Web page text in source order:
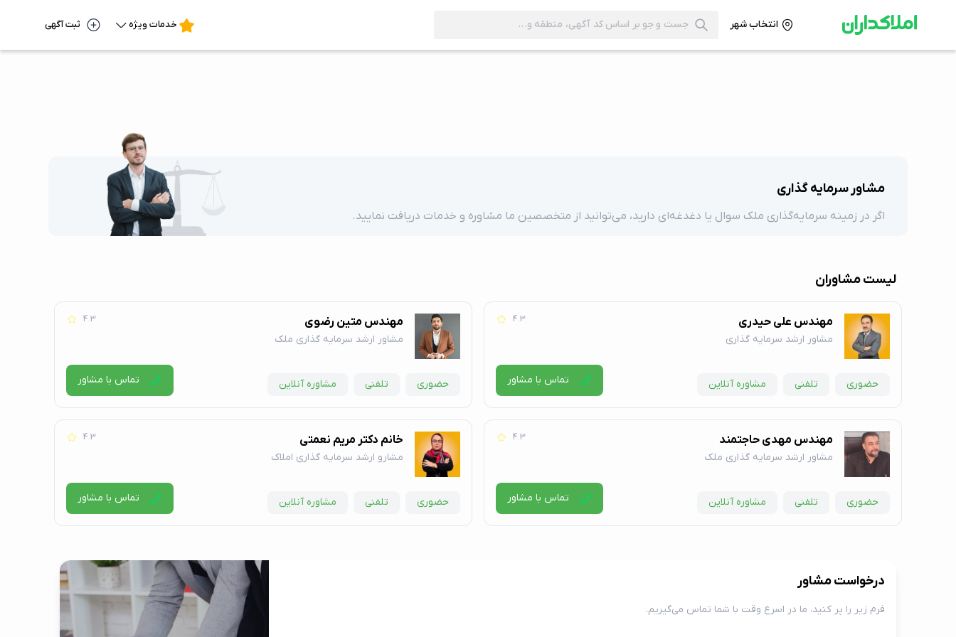
انتخاب شهر خدمات ویژه ثبت آگهی
مشاور سرمایه گذاری
اگر در زمینه سرمایه‌گذاری ملک سوال یا دغدغه‌ای دارید، می‌توانید از متخصصین ما مشاوره و خدمات دریافت نمایید.
لیست مشاوران
مهندس علی حیدری
مشاور ارشد سرمایه گذاری
4.3
حضوری تلفنی مشاوره آنلاین تماس با مشاور
مهندس متین رضوی
مشاور ارشد سرمایه گذاری ملک
4.3
حضوری تلفنی مشاوره آنلاین تماس با مشاور
مهندس مهدی حاجتمند
مشاور ارشد سرمایه گذاری ملک
4.3
حضوری تلفنی مشاوره آنلاین تماس با مشاور
خانم دکتر مریم نعمتی
مشارو ارشد سرمایه گذاری املاک
4.3
حضوری تلفنی مشاوره آنلاین تماس با مشاور
درخواست مشاور
فرم زیر را پر کنید، ما در اسرع وقت با شما تماس می‌گیریم.